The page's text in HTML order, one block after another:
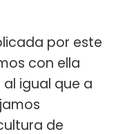
por este
con ella
igual que a
de